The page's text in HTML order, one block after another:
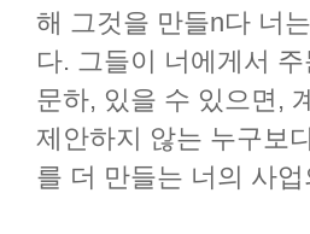
해 그것을 만들n다 너
다. 그들이 너에게서
문하, 있을 수 있으면,
제안하지 않는 누구보
를 더 만들는 너의 사